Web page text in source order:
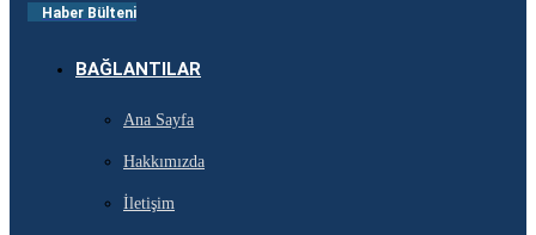
Haber Bülteni
BAĞLANTILAR
Ana Sayfa
Hakkımızda
İletişim